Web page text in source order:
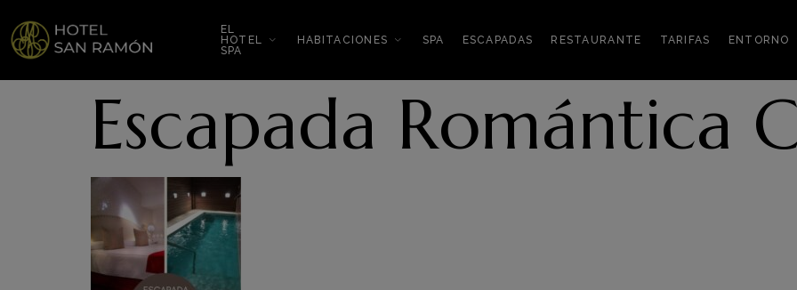
EL
HOTEL
SPA
HABITACIONES SPA ESCAPADAS RESTAURANTE TARIFAS ENTORNO
Escapada Romántica